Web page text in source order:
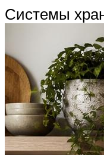
Системы